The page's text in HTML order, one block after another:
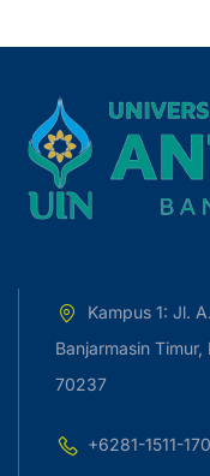
Kampus 1: Jl.
Banjarmasin
70237
+6281-1511-